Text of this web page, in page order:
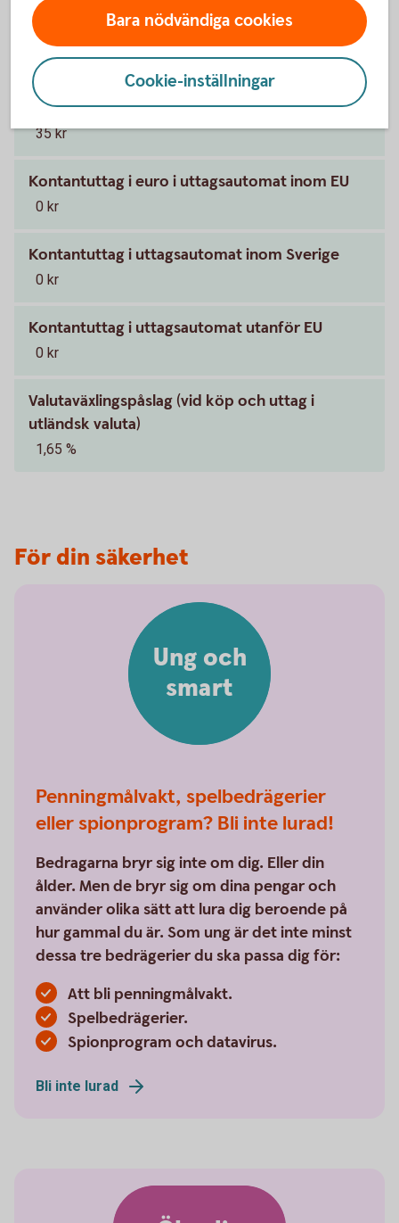
Årsavgift
0 kr
Kontantuttag (på bank-och växlingskontor där
uttag med kort är möjligt)
35 kr
Kontantuttag i euro i uttagsautomat inom EU
0 kr
Kontantuttag i uttagsautomat inom Sverige
0 kr
Kontantuttag i uttagsautomat utanför EU
0 kr
Valutaväxlingspåslag (vid köp och uttag i
utländsk valuta)
1,65 %
För din säkerhet
Penningmålvakt, spelbedrägerier
eller spionprogram? Bli inte lurad!
Bedragarna bryr sig inte om dig. Eller din
ålder. Men de bryr sig om dina pengar och
använder olika sätt att lura dig beroende på
hur gammal du är. Som ung är det inte minst
dessa tre bedrägerier du ska passa dig för:
Att bli penningmålvakt.
Spelbedrägerier.
Spionprogram och datavirus.
Bli inte lurad
Ung och
smart
Bara nödvändiga cookies
Cookie-inställningar